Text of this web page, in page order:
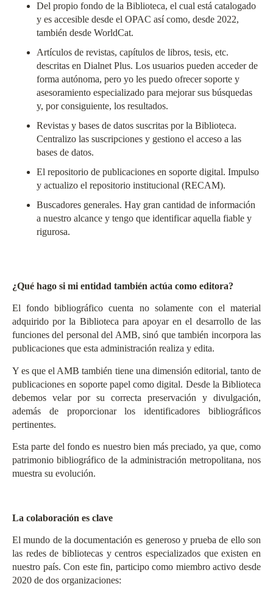
Del propio fondo de la Biblioteca, el cual está catalogado
y es accesible desde el OPAC así como, desde 2022,
también desde WorldCat.
Artículos de revistas, capítulos de libros, tesis, etc.
descritas en Dialnet Plus. Los usuarios pueden acceder de
forma autónoma, pero yo les puedo ofrecer soporte y
asesoramiento especializado para mejorar sus búsquedas
y, por consiguiente, los resultados.
Revistas y bases de datos suscritas por la Biblioteca.
Centralizo las suscripciones y gestiono el acceso a las
bases de datos.
El repositorio de publicaciones en soporte digital. Impulso
y actualizo el repositorio institucional (RECAM).
Buscadores generales. Hay gran cantidad de información
a nuestro alcance y tengo que identificar aquella fiable y
rigurosa.
¿Qué hago si mi entidad también actúa como editora?
El fondo bibliográfico cuenta no solamente con el material
adquirido por la Biblioteca para apoyar en el desarrollo de las
funciones del personal del AMB, sinó que también incorpora las
publicaciones que esta administración realiza y edita.
Y es que el AMB también tiene una dimensión editorial, tanto de
publicaciones en soporte papel como digital. Desde la Biblioteca
debemos velar por su correcta preservación y divulgación,
además de proporcionar los identificadores bibliográficos
pertinentes.
Esta parte del fondo es nuestro bien más preciado, ya que, como
patrimonio bibliográfico de la administración metropolitana, nos
muestra su evolución.
La colaboración es clave
El mundo de la documentación es generoso y prueba de ello son
las redes de bibliotecas y centros especializados que existen en
nuestro país. Con este fin, participo como miembro activo desde
2020 de dos organizaciones: